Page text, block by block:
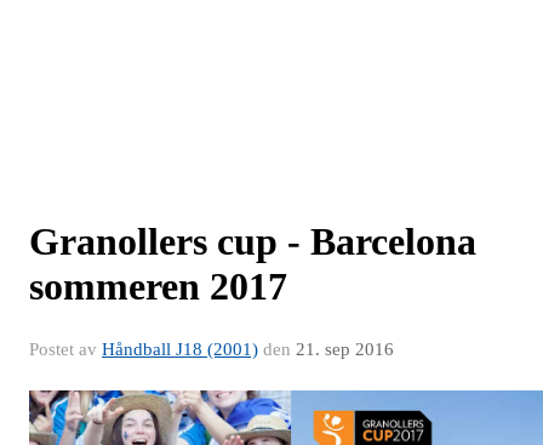
Granollers cup - Barcelona
sommeren 2017
Postet av Håndball J18 (2001) den 21. sep 2016